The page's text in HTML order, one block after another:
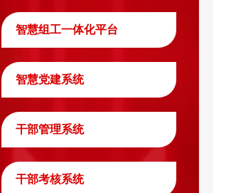
智慧组工一体化平台
智慧党建系统
干部管理系统
干部考核系统